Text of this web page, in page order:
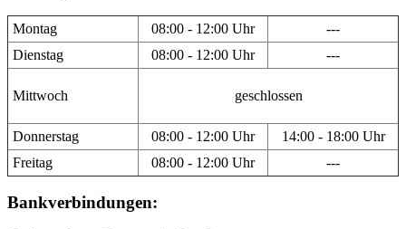
Montag 08:00 - 12:00 Uhr
---
Dienstag
08:00 - 12:00 Uhr ---
Mittwoch geschlossen
Donnerstag 08:00 - 12:00 Uhr
14:00 - 18:00 Uhr
Freitag
08:00 - 12:00 Uhr ---
Bankverbindungen: